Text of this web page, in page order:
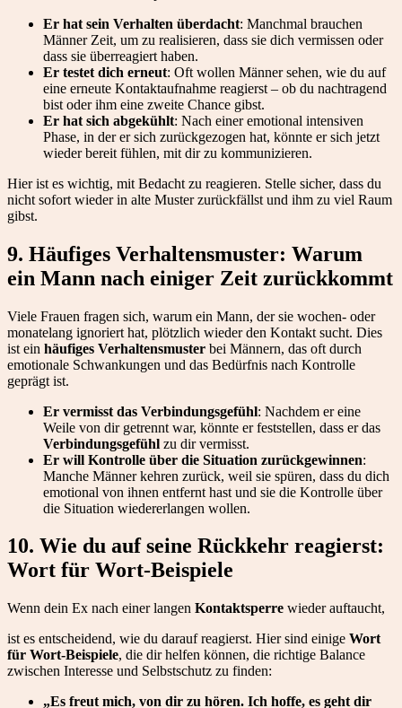
Er hat sein Verhalten überdacht: Manchmal brauchen
Männer Zeit, um zu realisieren, dass sie dich vermissen oder
dass sie überreagiert haben.
Er testet dich erneut: Oft wollen Männer sehen, wie du auf
eine erneute Kontaktaufnahme reagierst – ob du nachtragend
bist oder ihm eine zweite Chance gibst.
Er hat sich abgekühlt: Nach einer emotional intensiven
Phase, in der er sich zurückgezogen hat, könnte er sich jetzt
wieder bereit fühlen, mit dir zu kommunizieren.
Hier ist es wichtig, mit Bedacht zu reagieren. Stelle sicher, dass du
nicht sofort wieder in alte Muster zurückfällst und ihm zu viel Raum
gibst.
9. Häufiges Verhaltensmuster: Warum
ein Mann nach einiger Zeit zurückkommt
Viele Frauen fragen sich, warum ein Mann, der sie wochen- oder
monatelang ignoriert hat, plötzlich wieder den Kontakt sucht. Dies
ist ein häufiges Verhaltensmuster bei Männern, das oft durch
emotionale Schwankungen und das Bedürfnis nach Kontrolle
geprägt ist.
Er vermisst das Verbindungsgefühl: Nachdem er eine
Weile von dir getrennt war, könnte er feststellen, dass er das
Verbindungsgefühl zu dir vermisst.
Er will Kontrolle über die Situation zurückgewinnen:
Manche Männer kehren zurück, weil sie spüren, dass du dich
emotional von ihnen entfernt hast und sie die Kontrolle über
die Situation wiedererlangen wollen.
10. Wie du auf seine Rückkehr reagierst:
Wort für Wort-Beispiele
Wenn dein Ex nach einer langen Kontaktsperre wieder auftaucht,
ist es entscheidend, wie du darauf reagierst. Hier sind einige Wort
für Wort-Beispiele, die dir helfen können, die richtige Balance
zwischen Interesse und Selbstschutz zu finden:
„Es freut mich, von dir zu hören. Ich hoffe, es geht dir